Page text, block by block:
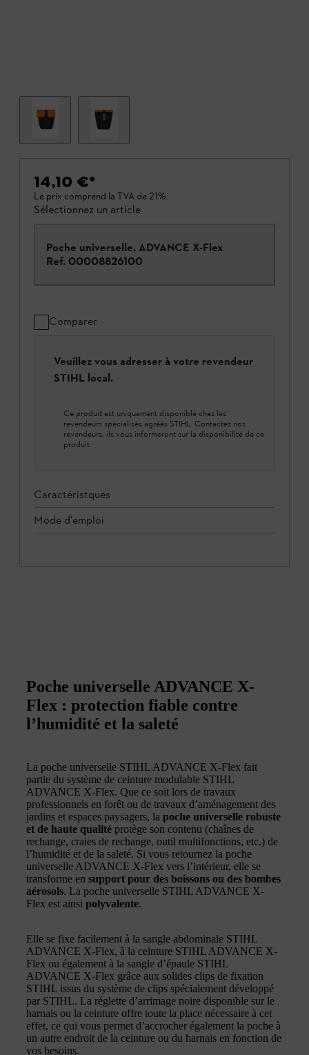
14,10 €*
Le prix comprend la TVA de 21%.
Sélectionnez un article
Poche universelle, ADVANCE X-Flex
Ref. 00008826100
Comparer
Veuillez vous adresser à votre revendeur
STIHL local.
Ce produit est uniquement disponible chez les
revendeurs spécialisés agréés STIHL. Contactez nos
revendeurs, ils vous informeront sur la disponibilité de ce
produit.
Caractéristques
Mode d'emploi
Poche universelle ADVANCE X-
Flex : protection fiable contre
l’humidité et la saleté
La poche universelle STIHL ADVANCE X-Flex fait
partie du système de ceinture modulable STIHL
ADVANCE X-Flex. Que ce soit lors de travaux
professionnels en forêt ou de travaux d’aménagement des
jardins et espaces paysagers, la poche universelle robuste
et de haute qualité protège son contenu (chaînes de
rechange, craies de rechange, outil multifonctions, etc.) de
l’humidité et de la saleté. Si vous retournez la poche
universelle ADVANCE X-Flex vers l’intérieur, elle se
transforme en support pour des boissons ou des bombes
aérosols. La poche universelle STIHL ADVANCE X-
Flex est ainsi polyvalente.
Elle se fixe facilement à la sangle abdominale STIHL
ADVANCE X-Flex, à la ceinture STIHL ADVANCE X-
Flex ou également à la sangle d’épaule STIHL
ADVANCE X-Flex grâce aux solides clips de fixation
STIHL issus du système de clips spécialement développé
par STIHL. La réglette d’arrimage noire disponible sur le
harnais ou la ceinture offre toute la place nécessaire à cet
effet, ce qui vous permet d’accrocher également la poche à
un autre endroit de la ceinture ou du harnais en fonction de
vos besoins.